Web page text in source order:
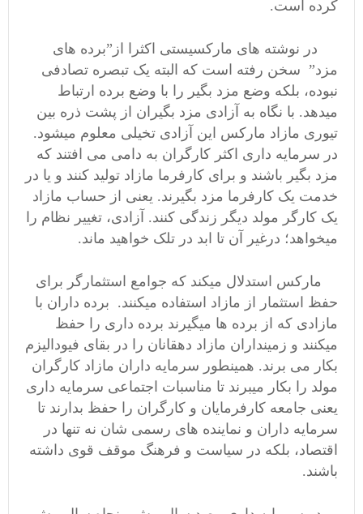
کرده است.
در نوشته های مارکسیستی اکثرا از”برده های
مزد” سخن رفته است که البته یک تبصره تصادفی
نبوده، بلکه وضع مزد بگیر را با وضع برده ارتباط
میدهد. با نگاه به آزادی مزد بگیران از پشت ذره بین
تیوری مازاد مارکس این آزادی تخیلی معلوم میشود.
در سرمایه داری اکثر کارگران به دامی می افتند که
مزد بگیر باشند و برای کارفرما مازاد تولید کنند و یا در
خدمت یک کارفرما مزد بگیرند. یعنی از حساب مازاد
یک کارگر مولد دیگر زندگی کنند. آزادی، تغییر نظام را
میخواهد؛ درغیر آن تا ابد در تلک خواهید ماند.
مارکس استدلال میکند که جوامع استثمارگر برای
حفظ استثمار از مازاد استفاده میکنند. برده داران با
مازادی که از برده ها میگیرند برده داری را حفظ
میکنند و زمینداران مازاد دهقانان را در بقای فیودالیزم
بکار می برند. همینطور سرمایه داران مازاد کارگران
مولد را بکار میبرند تا مناسبات اجتماعی سرمایه داری
یعنی جامعه کارفرمایان و کارگران را حفظ بدارند تا
سرمایه داران و نماینده های رسمی شان نه تنها در
اقتصاد، بلکه در سیاست و فرهنگ موقف قوی داشته
باشند.